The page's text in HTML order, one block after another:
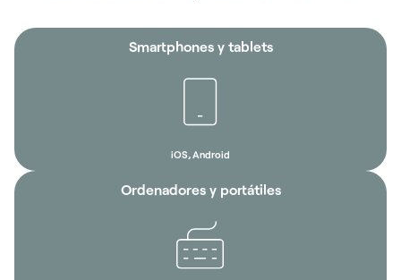
Smartphones y tablets
iOS, Android
Ordenadores y portátiles